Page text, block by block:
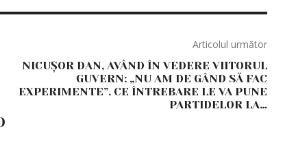
Articolul următor
NICUȘOR DAN, AVÂND ÎN VEDERE VIITORUL
GUVERN: „NU AM DE GÂND SĂ FAC
EXPERIMENTE”. CE ÎNTREBARE LE VA PUNE
PARTIDELOR LA…